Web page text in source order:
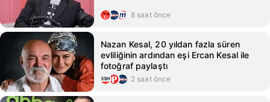
8 saat önce
Nazan Kesal, 20 yıldan fazla süren
evliliğinin ardından eşi Ercan Kesal ile
fotoğraf paylaştı
2 saat önce